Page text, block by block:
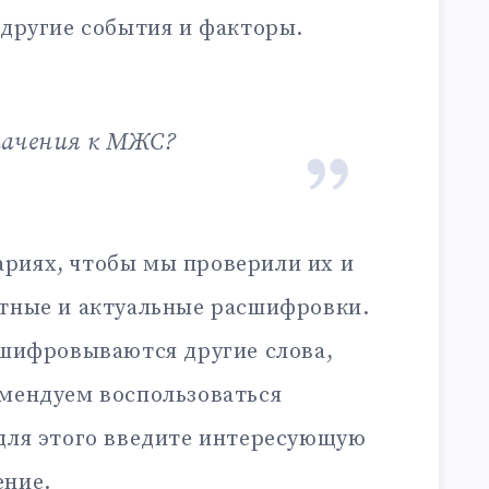
события и факторы.
к МЖС?
чтобы мы проверили их и
и актуальные расшифровки.
другие слова,
воспользоваться
этого введите интересующую